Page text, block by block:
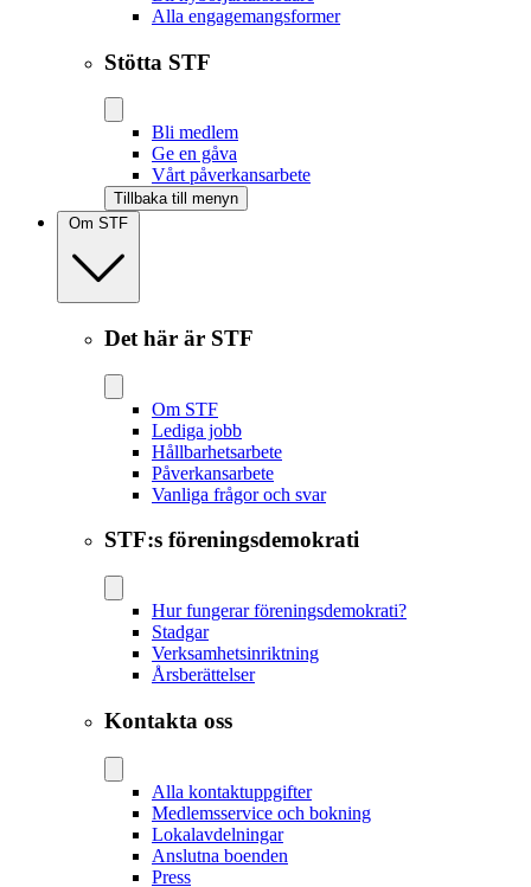
Alla engagemangsformer
Stötta STF
Bli medlem
Ge en gåva
Vårt påverkansarbete
Tillbaka till menyn
Om STF
Det här är STF
Om STF
Lediga jobb
Hållbarhetsarbete
Påverkansarbete
Vanliga frågor och svar
STF:s föreningsdemokrati
Hur fungerar föreningsdemokrati?
Stadgar
Verksamhetsinriktning
Årsberättelser
Kontakta oss
Alla kontaktuppgifter
Medlemsservice och bokning
Lokalavdelningar
Anslutna boenden
Press